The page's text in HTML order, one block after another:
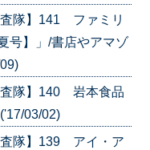
査隊】141 ファミリ
号】」/書店やアマゾ
査隊】140 岩本食品
03/02)
査隊】139 アイ・ア